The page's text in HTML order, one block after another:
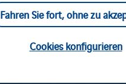
Fahren Sie fort, ohne zu
Cookies konfigurieren